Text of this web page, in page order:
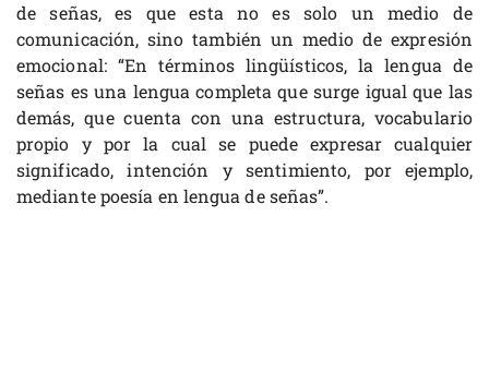
de señas, es que esta no es solo un medio de
comunicación, sino también un medio de expresión
emocional: “En términos lingüísticos, la lengua de
señas es una lengua completa que surge igual que las
demás, que cuenta con una estructura, vocabulario
propio y por la cual se puede expresar cualquier
significado, intención y sentimiento, por ejemplo,
mediante poesía en lengua de señas”.